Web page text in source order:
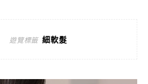
遊覽標籤 細軟髮